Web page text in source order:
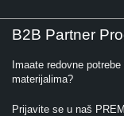
B2B Partner
Imaate redovne
materijalima?
Prijavite se u naš